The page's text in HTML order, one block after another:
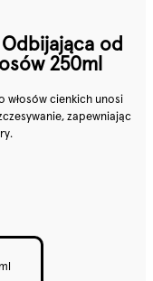
od
250ml
włosów cienkich unosi
zapewniając